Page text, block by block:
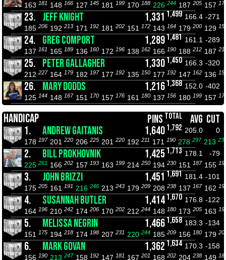
163 181 148 166 127 145 181 199 170 188 226 244 187 205 157
23. JEFF KNIGHT 1,331 1,499 166.4 -271
185 206 192 213 171 192 181 202 151 172 143 164 179 200 129
24. GREG COMPORT 1,2891,481 161.1 -289
137 161 165 189 136 160 172 196 138 162 166 190 188 212 187
25. PETER GALLAGHER 1,3301,450 166.3 -320
212 227 164 179 182 197 177 192 135 150 177 192 147 162 136
26. MARY DODDS 1,2161,368 152.0 -402
125 144 148 167 151 170 157 176 161 180 137 156 180 199 157
HANDICAP PINS TOTAL AVG CUT
1.
ANDREW GAITANIS 1,640 1,792 205.0
0
178 197 201 220 206 225 201 220 192 211 171 190 278 297 213
2. BILL PROKHOVNIK 1,425 1,713 178.1
-79
225 261 166 202 157 193 163 199 214 250 194 230 151 187 155
3. JOHN BRIZZI 1,451 1,691 181.4 -101
175 205 161 191 216 246 213 243 179 209 208 238 137 167 162
4. SUSANNAH BUTLER 1,4141,670 176.8 -122
164 196 210 242 174 206 170 202 212 244 148 180 173 205 163
5. MELISSA NEGRIN 1,4661,658 183.3 -134
151
175 194 218 174 198 207 231 220 244 185 209 156 180 179
6. MARK GOVAN 1,362 1,634 170.3 -158
156 190 213 247 158 192 147 181 167 201 168 202 204 238 149